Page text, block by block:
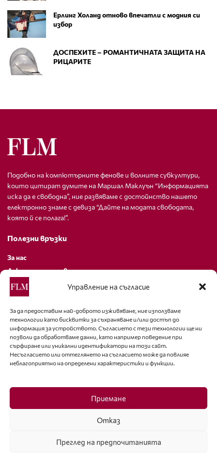
Управление на съгласие
За да предоставим най-доброто изживяване, ние използваме
технологии като бисквитки за съхраняване и/или достъп до
информация за устройството. Съгласието с тези технологии ще ни
позволи да обработваме данни, като например поведение при
сърфиране или уникални идентификатори на този сайт.
Несъгласието или оттеглянето на съгласието може да повлияе
неблагоприятно на определени характеристики и функции.
Приемане
Отказ
Преглед на предпочитанията
Ерлинг Холанд отново впечатли с модния си
избор
ДОСПЕХИТЕ – РОМАНТИЧНАТА ЗАЩИТА НА
РИЦАРИТЕ
Подобно на компютърните фенове и волните субкултури,
които цитират думите на Маршал Маклуън “Информацията
иска да е свободна”, ние развяваме с достойнство нашето
електронно знаме с девиза “Дайте на модата свободата,
която й се полага!”.
Полезни връзки
За нас
Декларация за поверителност
Политика за бисквитки
За контакти
editor@fashion-lifestyle.net
+359 88 227 33 47
Последвайте ни
Facebook
ISSN 1314-8915 Copyright © 2007-2025 Ot igla do konetz Ltd. & Fashion.bg